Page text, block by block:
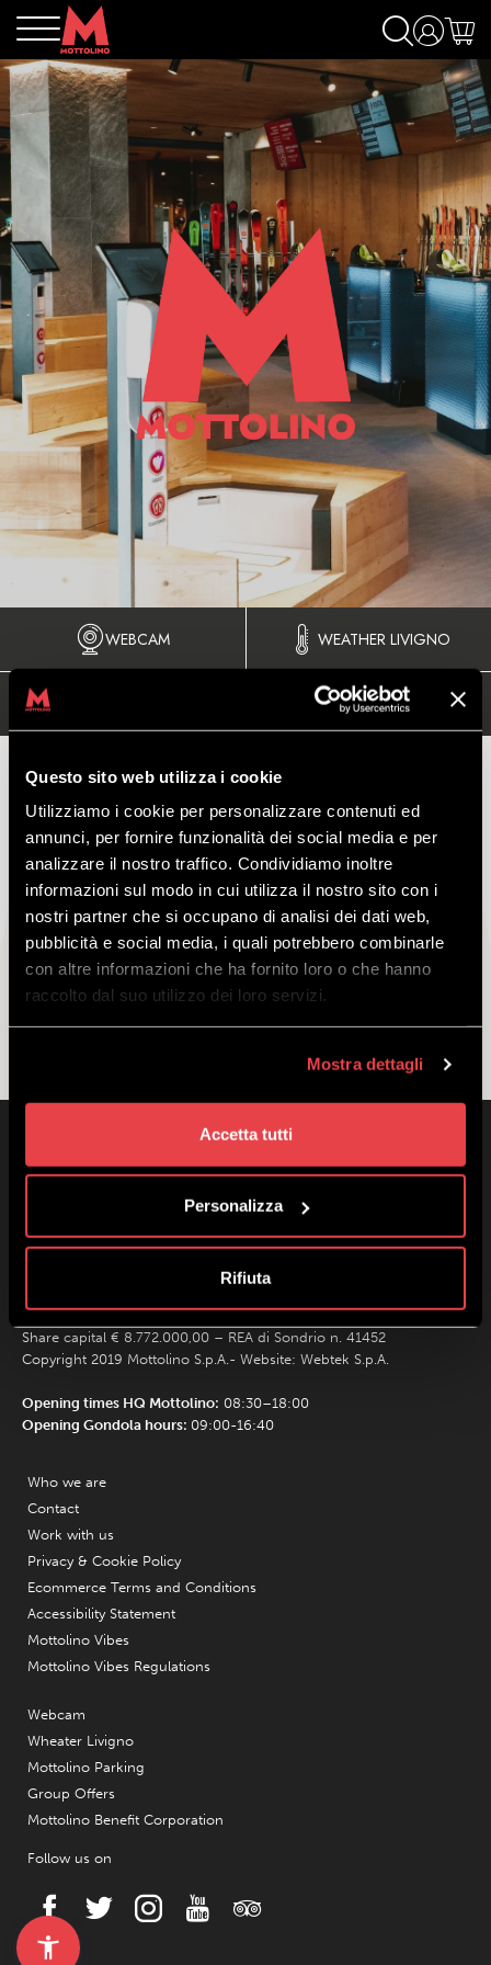
Questo sito web utilizza i cookie
Utilizziamo i cookie per personalizzare contenuti ed
annunci, per fornire funzionalità dei social media e per
analizzare il nostro traffico. Condividiamo inoltre
informazioni sul modo in cui utilizza il nostro sito con i
nostri partner che si occupano di analisi dei dati web,
pubblicità e social media, i quali potrebbero combinarle
con altre informazioni che ha fornito loro o che hanno
raccolto dal suo utilizzo dei loro servizi.
Mostra dettagli
Accetta tutti
Personalizza
Rifiuta
WEBCAM WEATHER LIVIGNO
GIFT IDEA - BIKEPASS
MOTTOLINO
No products were found matching your
Via Bondi 473, 23041 Livigno (SO) – C.F. 00585220148
Share capital € 8.772.000,00 – REA di Sondrio n. 41452
Copyright 2019 Mottolino S.p.A.- Website: Webtek S.p.A.
Opening times HQ Mottolino: 08:30–18:00
Opening Gondola hours: 09:00-16:40
Who we are
Contact
Work with us
Privacy & Cookie Policy
Ecommerce Terms and Conditions
Accessibility Statement
Mottolino Vibes
Mottolino Vibes Regulations
Webcam
Wheater Livigno
Mottolino Parking
Group Offers
Mottolino Benefit Corporation
Follow us on